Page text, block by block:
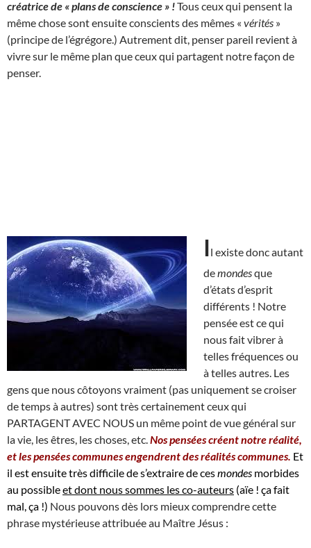
créatrice de « plans de conscience » !Tous ceux qui pensent la
même chose sont ensuite conscients des mêmes « vérités »
(principe de l’égrégore.) Autrement dit, penser pareil revient à
vivre sur le même plan que ceux qui partagent notre façon de
penser.
Il existe donc autant
demondesque
d’états d’esprit
différents ! Notre
pensée est ce qui
nous fait vibrer à
telles fréquences ou
à telles autres. Les
gens que nous côtoyons vraiment (pas uniquement se croiser
de temps à autres) sont très certainement ceux qui
PARTAGENT AVEC NOUS un même point de vue général sur
la vie, les êtres, les choses, etc. Nos pensées créent notre réalité,
et les pensées communes engendrent des réalités communes. Et
il est ensuite très difficile de s’extraire de cesmondes morbides
au possibleet dont nous sommes les co-auteurs (aïe ! ça fait
mal, ça !) Nous pouvons dès lors mieux comprendre cette
phrase mystérieuse attribuée au Maître Jésus :